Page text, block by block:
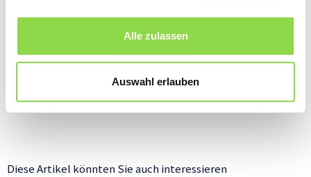
Alle zulassen
Auswahl erlauben
Diese Artikel könnten Sie auch interessieren